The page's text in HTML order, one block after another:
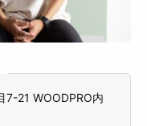
7-21 WOODPRO内